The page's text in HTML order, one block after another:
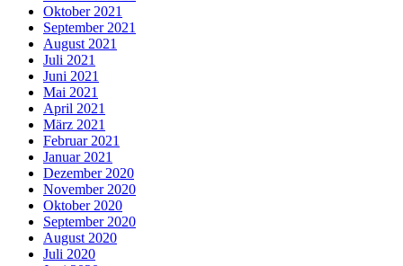
Oktober 2021
September 2021
August 2021
Juli 2021
Juni 2021
Mai 2021
April 2021
März 2021
Februar 2021
Januar 2021
Dezember 2020
November 2020
Oktober 2020
September 2020
August 2020
Juli 2020